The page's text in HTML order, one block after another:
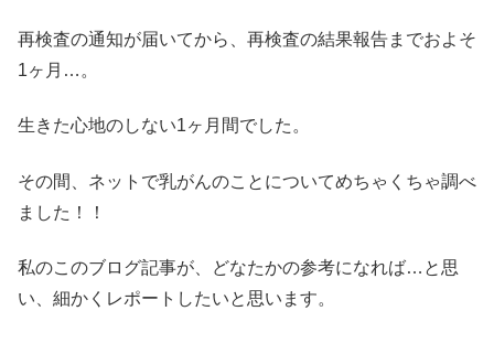
再検査の通知が届いてから、再検査の結果報告までおよそ
1ヶ月…。
生きた心地のしない1ヶ月間でした。
その間、ネットで乳がんのことについてめちゃくちゃ調べ
ました！！
私のこのブログ記事が、どなたかの参考になれば…と思
い、細かくレポートしたいと思います。